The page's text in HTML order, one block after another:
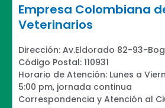
Empresa Colombiana
Veterinarios
Dirección: Av.Eldorado 82-93-
Código Postal: 110931
Horario de Atención: Lunes a
5:00 pm, jornada continua
Correspondencia y Atención al